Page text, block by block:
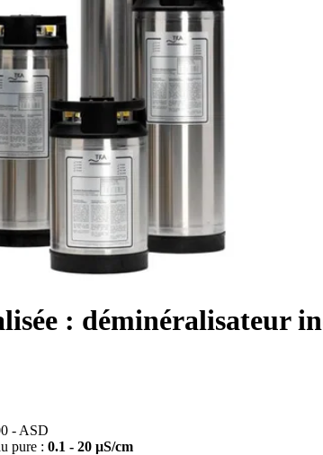
: déminéralisateur
- ASD
pure : 0.1 - 20 µS/cm